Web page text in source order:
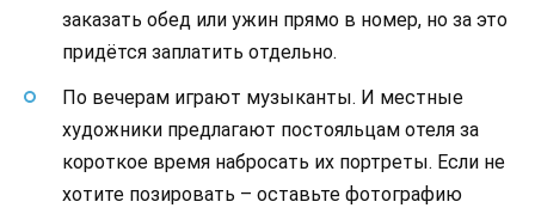
заказать обед или ужин прямо в номер, но за это
придётся заплатить отдельно.
По вечерам играют музыканты. И местные
художники предлагают постояльцам отеля за
короткое время набросать их портреты. Если не
хотите позировать – оставьте фотографию